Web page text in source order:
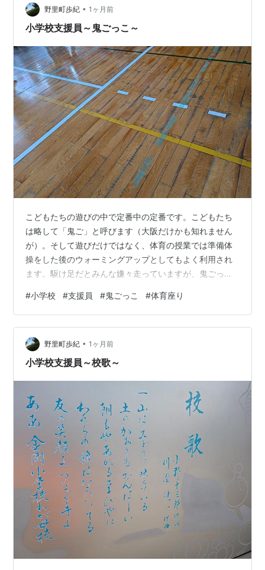
系の木に。モンシロチョウはキャベツに産卵し、幼虫・
サナギを経て成虫になります。私も小学校で勤務するよ
野里町歩紀 • 1ヶ月前
小学校支援員～鬼ごっこ～
こどもたちの遊びの中で定番中の定番です。こどもたち
は略して「鬼ご」と呼びます（大阪だけかも知れません
が）。そして遊びだけではなく、体育の授業では準備体
操をした後のウォーミングアップとしてもよく利用され
ます。駆け足だとみんな嫌々走っていますが、鬼ごっこ
れて走り回るうちに体はほぐれ、冬はポカポカ。夏はビ
ショビショ。息も上がります。 鬼ごっこと言えば逃げる
者が追いかける者（鬼）からタッチされれば負けという
のが基本的なルールです。そして捕まった者はそれで終
わりです。ところが捕まれば鬼に変身し、次の獲物を求
#小学校 #支援員 #鬼ごっこ #体育座り
野里町歩紀 • 1ヶ月前
小学校支援員～校歌～